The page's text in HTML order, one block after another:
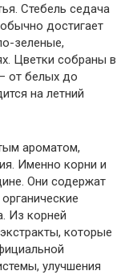
Стебель седача
достигает
зеленые,
Цветки собраны в
от белых до
на летний
ароматом,
Именно корни и
Они содержат
Из корней
которые
улучшения